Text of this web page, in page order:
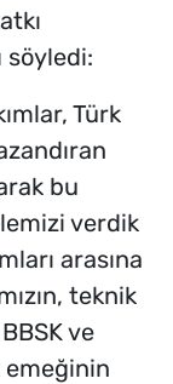
söyledi:
Türk
bu
verdik
arasına
teknik
ve